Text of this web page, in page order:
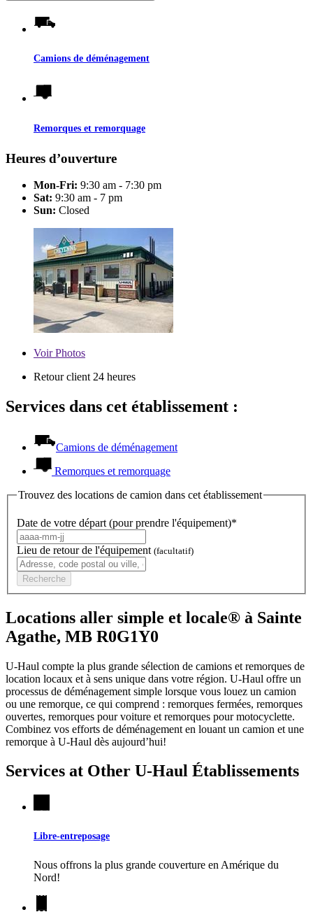
Camions de déménagement
Remorques et remorquage
Heures d’ouverture
Mon-Fri: 9:30 am - 7:30 pm
Sat: 9:30 am - 7 pm
Sun: Closed
VoirPhotos
Retour client 24 heures
Services dans cet établissement :
Camions de déménagement
Remorques et remorquage
Trouvez des locations de camion dans cet établissement
Date de votre départ (pour prendre l'équipement)*
Lieu de retour de l'équipement (facultatif)
Recherche
Locations aller simple et locale® à Sainte
Agathe, MB R0G1Y0
U-Haul compte la plus grande sélection de camions et remorques de
location locaux et à sens unique dans votre région. U-Haul offre un
processus de déménagement simple lorsque vous louez un camion
ou une remorque, ce qui comprend : remorques fermées, remorques
ouvertes, remorques pour voiture et remorques pour motocyclette.
Combinez vos efforts de déménagement en louant un camion et une
remorque à U-Haul dès aujourd’hui!
Services at Other U-Haul Établissements
Libre-entreposage
Nous offrons la plus grande couverture en Amérique du
Nord!